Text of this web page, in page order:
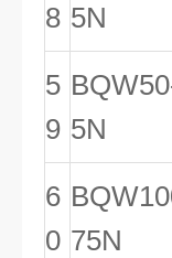
8 5N
5
9 5N
6
0 75N